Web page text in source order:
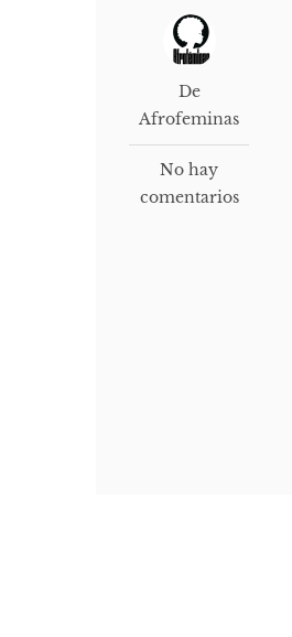
De
Afrofeminas
No hay
comentarios